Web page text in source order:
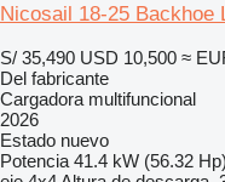
Nicosail 18-25 Backhoe
S/ 35,490 USD 10,500 ≈
Del fabricante
Cargadora multifuncional
2026
Estado nuevo
Potencia 41.4 kW (56.32 Hp)